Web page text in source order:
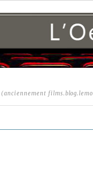
(anciennement